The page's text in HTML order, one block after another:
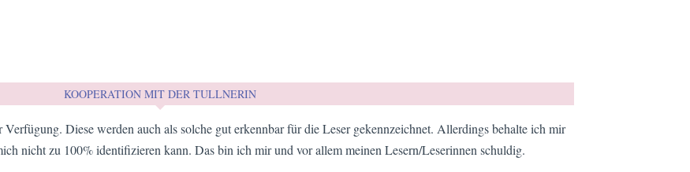
KOOPERATION MIT DER TULLNERIN
Diese werden auch als solche gut erkennbar für die Leser gekennzeichnet. Allerdings behalte ich mir
nicht zu 100% identifizieren kann. Das bin ich mir und vor allem meinen Lesern/Leserinnen schuldig.